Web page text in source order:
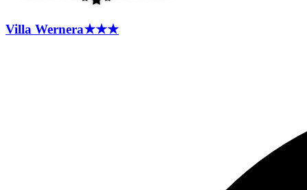
Villa Wernera★★★